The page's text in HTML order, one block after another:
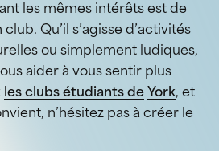
les mêmes intérêts est de
Qu’il s’agisse d’activités
ou simplement ludiques,
aider à vous sentir plus
les clubs étudiants de York, et
n’hésitez pas à créer le